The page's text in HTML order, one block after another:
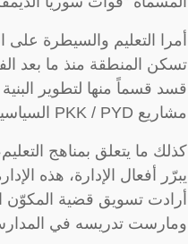
أمرا التعليم والسيطرة
تسكن المنطقة منذ ما بعد
قسد قسماً منها لتطوير
مشاريع PKK / PYD السياسية الإستراتيجية.
كذلك ما يتعلق بمناهج
يبرّر أفعال الإدارة، هذه
أرادت تسويق قضية المكوّن
ومارست تدريسه في المدارس